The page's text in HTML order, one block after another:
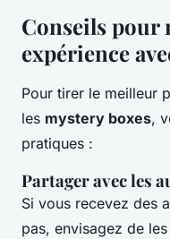
Conseils pour
expérience
Pour tirer le meilleur
les mystery boxes,
pratiques :
Partager avec les
Si vous recevez des
pas, envisagez de